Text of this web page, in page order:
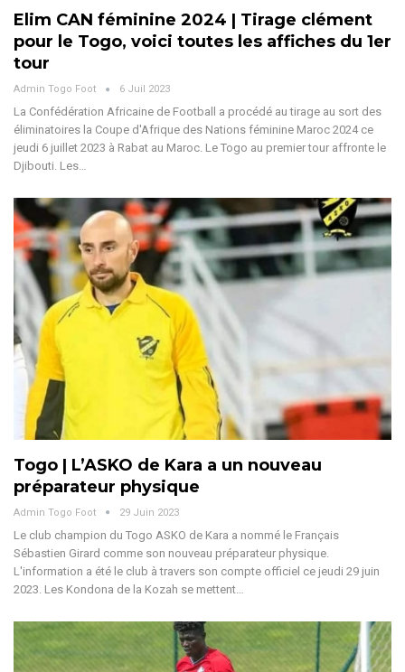
Elim CAN féminine 2024 | Tirage clément
pour le Togo, voici toutes les affiches du 1er
tour
Admin Togo Foot 6 Juil 2023
La Confédération Africaine de Football a procédé au tirage au sort des
éliminatoires la Coupe d'Afrique des Nations féminine Maroc 2024 ce
jeudi 6 juillet 2023 à Rabat au Maroc. Le Togo au premier tour affronte le
Djibouti. Les…
Togo | L’ASKO de Kara a un nouveau
préparateur physique
Admin Togo Foot 29 Juin 2023
Le club champion du Togo ASKO de Kara a nommé le Français
Sébastien Girard comme son nouveau préparateur physique.
L'information a été le club à travers son compte officiel ce jeudi 29 juin
2023. Les Kondona de la Kozah se mettent…